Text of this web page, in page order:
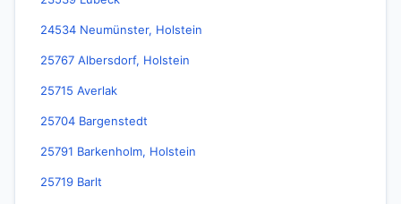
24534 Neumünster, Holstein
25767 Albersdorf, Holstein
25715 Averlak
25704 Bargenstedt
25791 Barkenholm, Holstein
25719 Barlt